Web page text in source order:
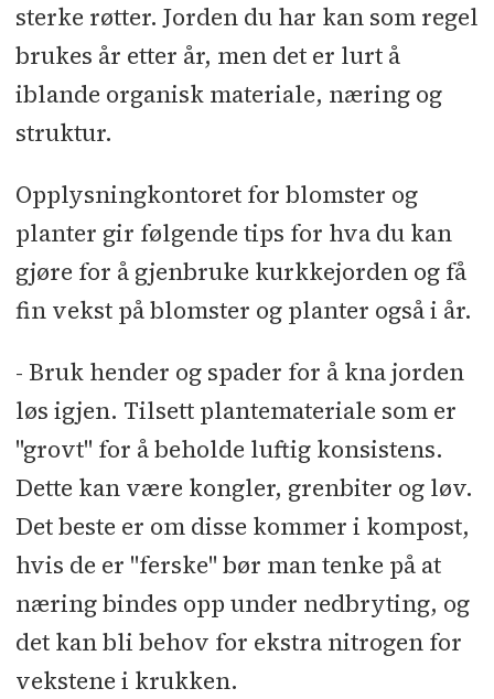
sterke røtter. Jorden du har kan som regel
brukes år etter år, men det er lurt å
iblande organisk materiale, næring og
struktur.
Opplysningkontoret for blomster og
planter gir følgende tips for hva du kan
gjøre for å gjenbruke kurkkejorden og få
fin vekst på blomster og planter også i år.
- Bruk hender og spader for å kna jorden
løs igjen. Tilsett plantemateriale som er
"grovt" for å beholde luftig konsistens.
Dette kan være kongler, grenbiter og løv.
Det beste er om disse kommer i kompost,
hvis de er "ferske" bør man tenke på at
næring bindes opp under nedbryting, og
det kan bli behov for ekstra nitrogen for
vekstene i krukken.